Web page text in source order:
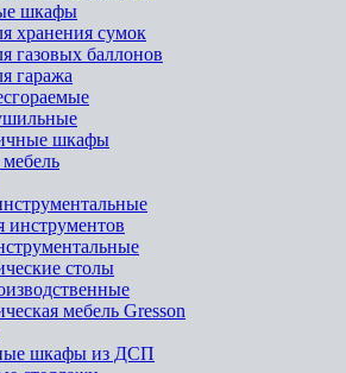
шкафы
хранения сумок
газовых баллонов
гаража
шкафы
инструментов
столы
мебель Gresson
шкафы из ДСП